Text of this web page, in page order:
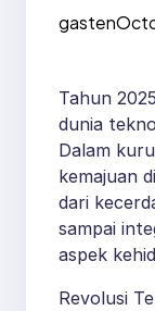
gasten
Tahun
dunia
Dalam
kemajuan
dari
sampai
aspek
Revolusi